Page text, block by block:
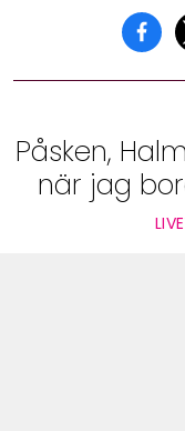
Påsken,
när jag